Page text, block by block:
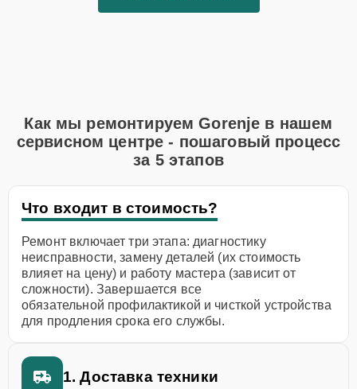
Как мы ремонтируем Gorenje в нашем
сервисном центре - пошаговый процесс
за 5 этапов
Что входит в стоимость?
Ремонт включает три этапа: диагностику
неисправности, замену деталей (их стоимость
влияет на цену) и работу мастера (зависит от
сложности). Завершается все
обязательной профилактикой и чисткой устройства
для продления срока его службы.
1. Доставка техники